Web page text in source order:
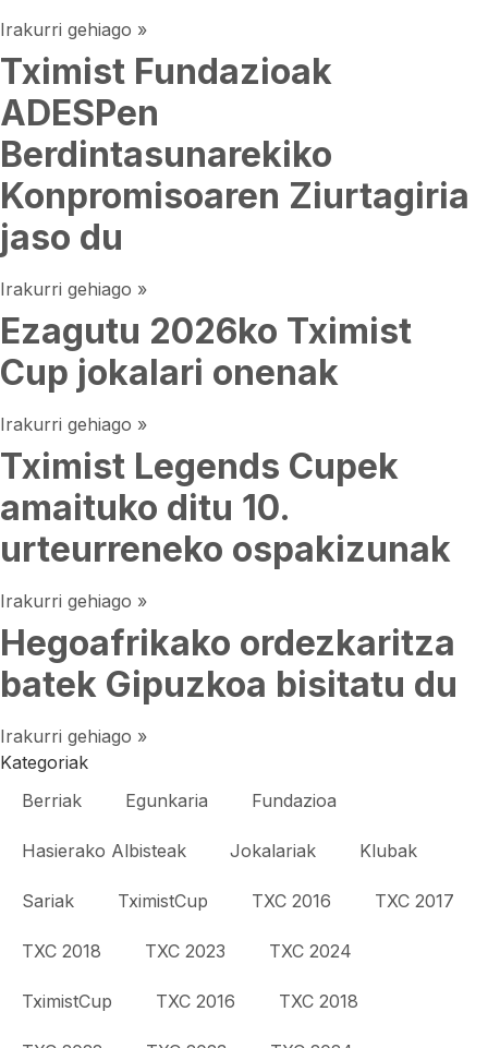
Irakurri gehiago »
Tximist Fundazioak
ADESPen
Berdintasunarekiko
Konpromisoaren Ziurtagiria
jaso du
Irakurri gehiago »
Ezagutu 2026ko Tximist
Cup jokalari onenak
Irakurri gehiago »
Tximist Legends Cupek
amaituko ditu 10.
urteurreneko ospakizunak
Irakurri gehiago »
Hegoafrikako ordezkaritza
batek Gipuzkoa bisitatu du
Irakurri gehiago »
Kategoriak
Berriak
Egunkaria Fundazioa
Hasierako Albisteak Jokalariak Klubak
Sariak TximistCup TXC 2016 TXC 2017
TXC 2018 TXC 2023 TXC 2024
TximistCup TXC 2016 TXC 2018